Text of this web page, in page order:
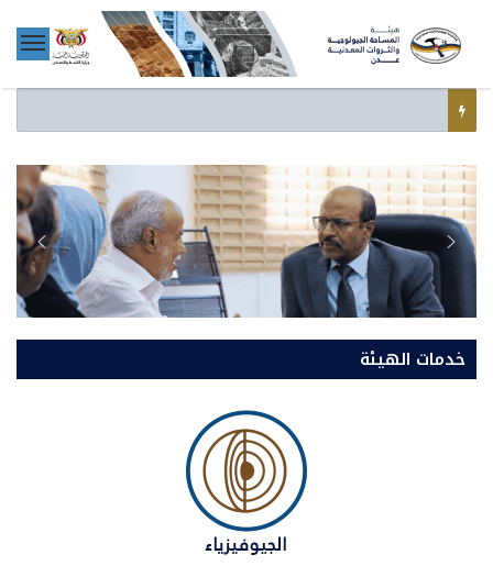
خدمات الهيئة